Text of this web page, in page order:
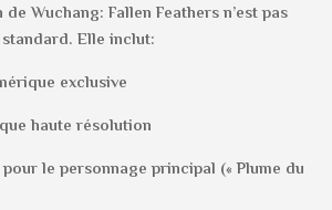
Wuchang: Fallen Feathers n’est pas
Elle inclut:
exclusive
haute résolution
le personnage principal (« Plume du